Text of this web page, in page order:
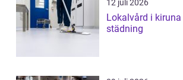
12 juli 2026
Lokalvård i kiruna mer än bara
städning